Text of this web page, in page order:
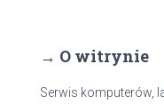
:
→ O witrynie
Serwis komputerów,